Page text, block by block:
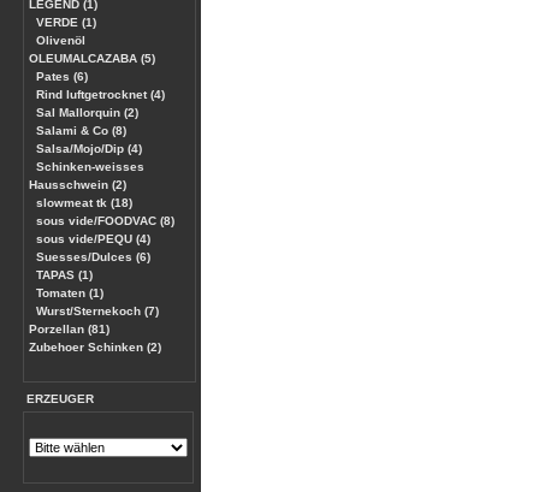
LEGEND (1)
VERDE (1)
Olivenöl
OLEUMALCAZABA (5)
Pates (6)
Rind luftgetrocknet (4)
Sal Mallorquin (2)
Salami & Co (8)
Salsa/Mojo/Dip (4)
Schinken-weisses
Hausschwein (2)
slowmeat tk (18)
sous vide/FOODVAC (8)
sous vide/PEQU (4)
Suesses/Dulces (6)
TAPAS (1)
Tomaten (1)
Wurst/Sternekoch (7)
Porzellan (81)
Zubehoer Schinken (2)
ERZEUGER